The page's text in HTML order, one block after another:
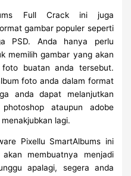
Full Crack ini juga
gambar populer seperti
PSD. Anda hanya perlu
memilih gambar yang akan
buatan anda tersebut.
foto anda dalam format
anda dapat melanjutkan
ataupun adobe
lagi.
Pixellu SmartAlbums ini
membuatnya menjadi
apalagi, segera anda